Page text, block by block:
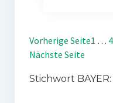
Vorherige Seite1 …
Nächste Seite
Stichwort